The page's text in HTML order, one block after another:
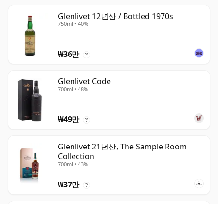
Glenlivet 12년산 / Bottled 1970s
750ml • 40%
₩36만 ?
Glenlivet Code
700ml • 48%
₩49만 ?
Glenlivet 21년산, The Sample Room
Collection
700ml • 43%
₩37만 ?